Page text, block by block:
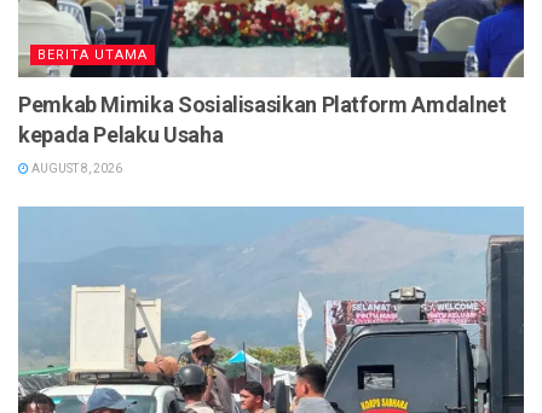
BERITA UTAMA
Pemkab Mimika Sosialisasikan Platform Amdalnet
kepada Pelaku Usaha
AUGUST 8, 2026